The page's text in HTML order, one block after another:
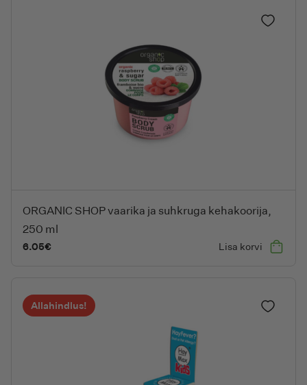
Lisa
ORGANIC SHOP vaarika ja suhkruga kehakoorija,
250 ml
6.05€ Lisa korvi
Allahindlus!
Lisa